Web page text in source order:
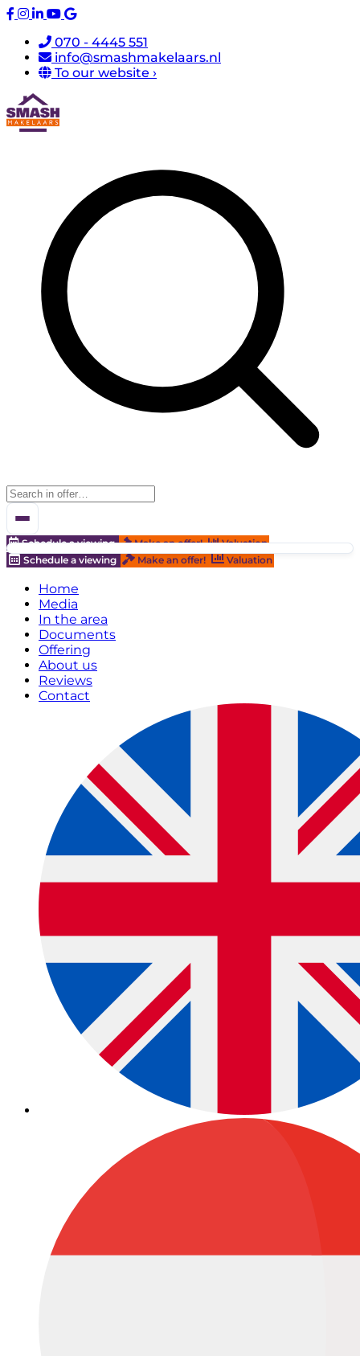
070 - 4445 551
info@smashmakelaars.nl
To our website ›
Schedule a viewing Make an offer!
Valuation
Schedule a viewing
Make an offer! Valuation
Home
Media
In the area
Documents
Offering
About us
Reviews
Contact